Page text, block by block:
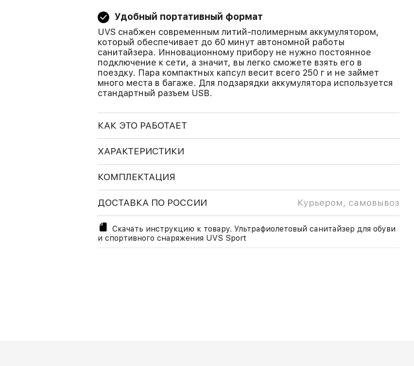
Удобный портативный формат
UVS снабжен современным литий-полимерным аккумулятором,
который обеспечивает до 60 минут автономной работы
санитайзера. Инновационному прибору не нужно постоянное
подключение к сети, а значит, вы легко сможете взять его в
поездку. Пара компактных капсул весит всего 250 г и не займет
много места в багаже. Для подзарядки аккумулятора используется
стандартный разъем USB.
КАК ЭТО РАБОТАЕТ
ХАРАКТЕРИСТИКИ
КОМПЛЕКТАЦИЯ
ДОСТАВКА ПО РОССИИ Курьером, самовывоз
Скачать инструкцию к товару. Ультрафиолетовый санитайзер для обуви
и спортивного снаряжения UVS Sport